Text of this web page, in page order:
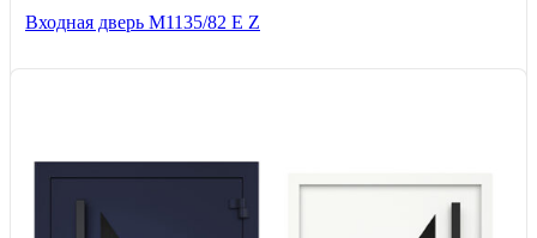
Входная дверь М1135/82 Е Z